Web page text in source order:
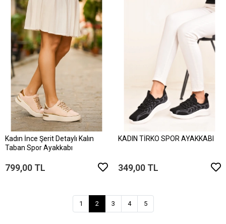
Kadın İnce Şerit Detaylı Kalın
Taban Spor Ayakkabı
799,00 TL
KADIN TİRKO SPOR AYAKKABI
349,00 TL
1 2 3 4 5